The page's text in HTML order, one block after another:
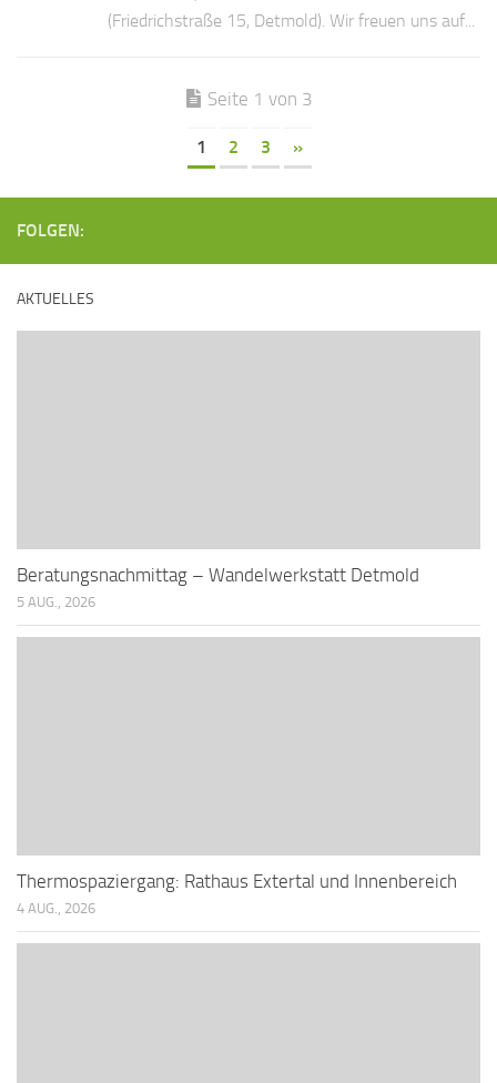
(Friedrichstraße 15, Detmold). Wir freuen uns auf...
Seite 1 von 3
1 2 3 »
FOLGEN:
AKTUELLES
Beratungsnachmittag – Wandelwerkstatt Detmold
5 AUG., 2026
Thermospaziergang: Rathaus Extertal und Innenbereich
4 AUG., 2026